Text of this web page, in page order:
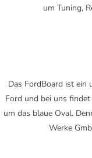
um Tuning,
Das FordBoard ist ein
Ford und bei uns
um das blaue Oval.
Werke